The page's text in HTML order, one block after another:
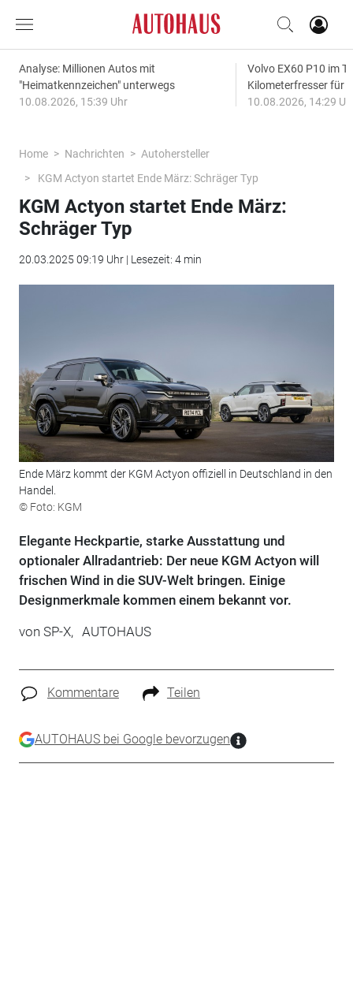
Analyse: Millionen Autos mit
"Heimatkennzeichen" unterwegs
10.08.2026, 15:39 Uhr
Volvo EX60 P10 im
Kilometerfresser für
10.08.2026, 14:29
Home Nachrichten
Autohersteller
KGM Actyon startet Ende März: Schräger Typ
KGM Actyon startet Ende März:
Schräger Typ
20.03.2025 09:19 Uhr | Lesezeit: 4 min
Ende März kommt der KGM Actyon offiziell in Deutschland in den
Handel.
© Foto: KGM
Elegante Heckpartie, starke Ausstattung und
optionaler Allradantrieb: Der neue KGM Actyon will
frischen Wind in die SUV-Welt bringen. Einige
Designmerkmale kommen einem bekannt vor.
von SP-X, AUTOHAUS
Kommentare Teilen
AUTOHAUS bei Google bevorzugen